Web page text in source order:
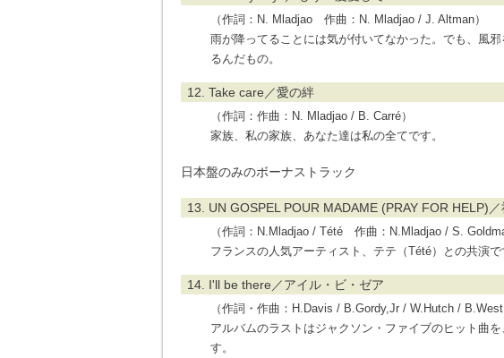
（作詞：N. Mladjao 作曲：N. Mladjao / J. Altman）
雨が降ってることには気が付いてなかった。でも、風
るんだもの。
12. Take care／愛の絆
（作詞：作曲：N. Mladjao / B. Carré）
家族、私の家族、あなた達は私の全てです。
日本盤のみのボーナストラック
13. UN GOSPEL POUR MADAME (PRAY FOR HELP)／
（作詞：N.Mladjao / Tété 作曲：N.Mladjao / S.
フランスの人気アーティスト、テテ（Tété）との共演で
14. I'll be there／アイル・ビ・ゼア
（作詞・作曲：H.Davis / B.Gordy,Jr / W.Hutch / B.West
アルバムのラストはジャクソン・ファイブのヒット曲
す。